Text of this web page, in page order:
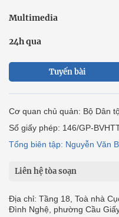
Multimedia
24h qua
Tuyến bài
Cơ quan chủ quản: Bộ Dân
Số giấy phép: 146/GP-
Tổng biên tập: Nguyễn Văn
Liên hệ tòa soạn
Địa chỉ: Tầng 18, Toà nhà
Đình Nghệ, phường Cầu